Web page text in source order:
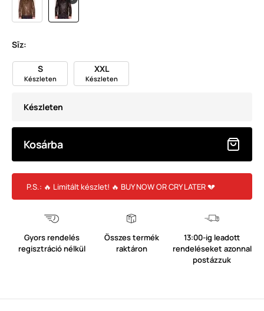
Sīz:
S
Készleten
XXL
Készleten
Készleten
Kosárba
P.S.: 🔥 Limitált készlet! 🔥 BUY NOW OR CRY LATER 💔
Gyors rendelés
regisztráció nélkül
Összes termék
raktáron
13:00-ig leadott
rendeléseket azonnal
postázzuk